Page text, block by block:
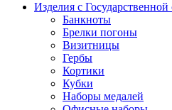
Изделия с
Банкноты
Брелки погоны
Визитницы
Гербы
Кортики
Кубки
Наборы медалей